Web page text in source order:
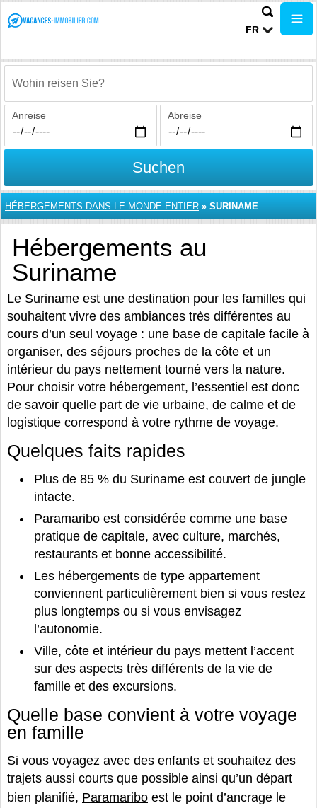
FR
Wohin reisen Sie?
Anreise Abreise
Suchen
HÉBERGEMENTS DANS LE MONDE ENTIER » SURINAME
Hébergements au
Suriname
Le Suriname est une destination pour les familles qui
souhaitent vivre des ambiances très différentes au
cours d’un seul voyage : une base de capitale facile à
organiser, des séjours proches de la côte et un
intérieur du pays nettement tourné vers la nature.
Pour choisir votre hébergement, l’essentiel est donc
de savoir quelle part de vie urbaine, de calme et de
logistique correspond à votre rythme de voyage.
Quelques faits rapides
Plus de 85 % du Suriname est couvert de jungle
intacte.
Paramaribo est considérée comme une base
pratique de capitale, avec culture, marchés,
restaurants et bonne accessibilité.
Les hébergements de type appartement
conviennent particulièrement bien si vous restez
plus longtemps ou si vous envisagez
l’autonomie.
Ville, côte et intérieur du pays mettent l’accent
sur des aspects très différents de la vie de
famille et des excursions.
Quelle base convient à votre voyage
en famille
Si vous voyagez avec des enfants et souhaitez des
trajets aussi courts que possible ainsi qu’un départ
bien planifié, Paramaribo est le point d’ancrage le